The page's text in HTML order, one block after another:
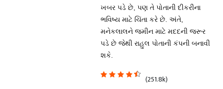
ખબર પડે છે, પણ તે પોતાની દીકરીના
ભવિષ્ય માટે ચિંતા કરે છે. અંતે,
મનેકલાલને જમીન માટે મદદની જરૂર
પડે છે જેથી રાહુલ પોતાની કંપની બનાવી
શકે.
(251.8k)